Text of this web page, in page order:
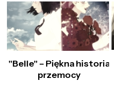
"Belle" – Piękna historia
przemocy